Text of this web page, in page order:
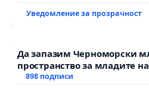
Уведомление за прозрачност
Да запазим Черноморски
пространство за младите
898 подписи